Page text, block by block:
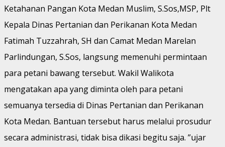
Ketahanan Pangan Kota Medan Muslim, S.Sos,MSP, Plt
Kepala Dinas Pertanian dan Perikanan Kota Medan
Fatimah Tuzzahrah, SH dan Camat Medan Marelan
Parlindungan, S.Sos, langsung memenuhi permintaan
para petani bawang tersebut. Wakil Walikota
mengatakan apa yang diminta oleh para petani
semuanya tersedia di Dinas Pertanian dan Perikanan
Kota Medan. Bantuan tersebut harus melalui prosudur
secara administrasi, tidak bisa dikasi begitu saja. ”ujar